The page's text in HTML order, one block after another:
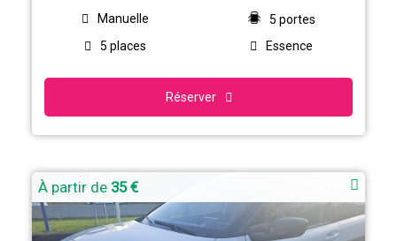
Manuelle
5 portes
5 places
Essence
Réserver
À partir de 35 €